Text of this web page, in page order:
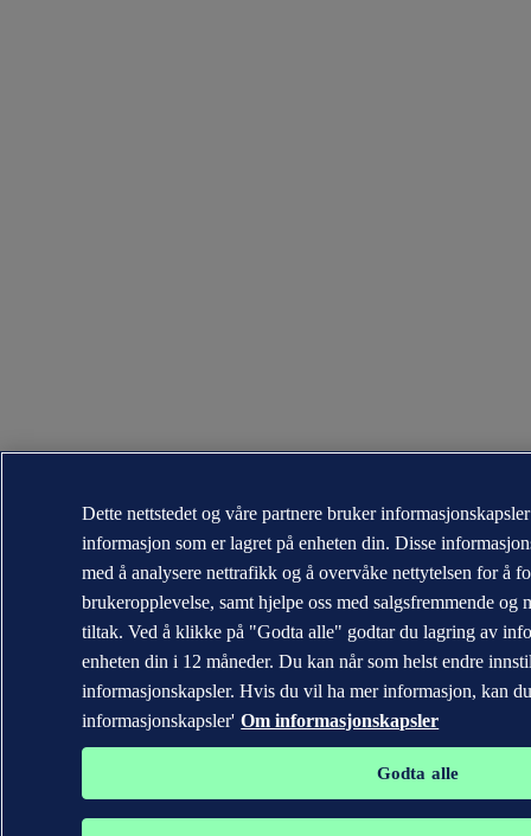
Dette nettstedet og våre partnere bruker
informasjon som er lagret på enheten din. Disse
med å analysere nettrafikk og å overvåke nettytelsen for å
brukeropplevelse, samt hjelpe oss med salgsfremmende og
tiltak. Ved å klikke på "Godta alle" godtar du lagring av
enheten din i 12 måneder. Du kan når som helst endre
informasjonskapsler. Hvis du vil ha mer informasjon, kan
informasjonskapsler' Om informasjonskapsler
Godta alle